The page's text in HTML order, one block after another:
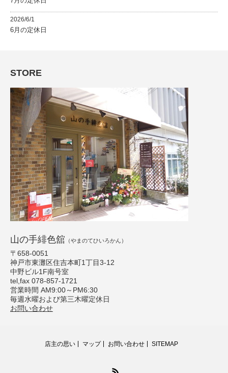
2026/6/1
6月の定休日
STORE
山の手緋色舘 （やまのてひいろかん）
〒658-0051
神戸市東灘区住吉本町1丁目3-12
中野ビル1F南号室
tel,fax 078-857-1721
営業時間 AM9:00～PM6:30
毎週水曜および第三木曜定休日
お問い合わせ
店主の思い マップ お問い合わせ SITEMAP